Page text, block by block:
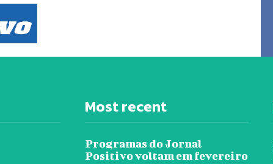
Most recent
Programas do Jornal
Positivo voltam em fevereiro